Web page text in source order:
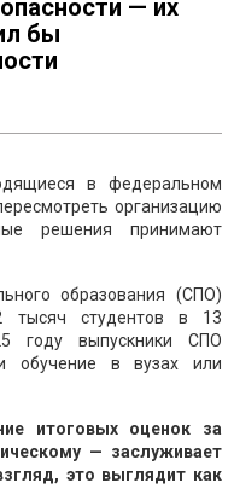
— их
бы
в федеральном
организацию
решения принимают
образования (СПО)
тысяч студентов в 13
году выпускники СПО
обучение в вузах или
итоговых оценок за
— заслуживает
это выглядит как